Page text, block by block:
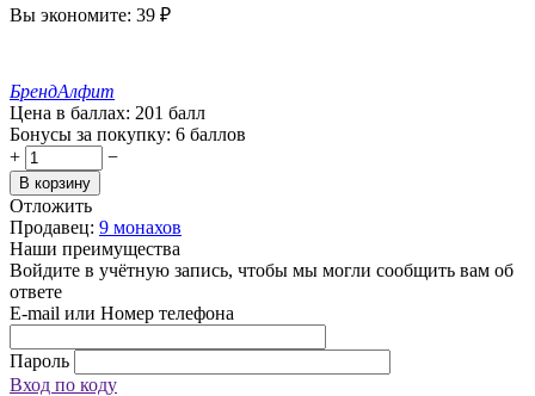
Вы экономите: 39 ₽
БрендАлфит
Цена в баллах: 201 балл
Бонусы за покупку: 6 баллов
+
−
В корзину
Отложить
Продавец: 9 монахов
Наши преимущества
Войдите в учётную запись, чтобы мы могли сообщить вам об
ответе
E-mail или Номер телефона
Пароль
Вход по коду